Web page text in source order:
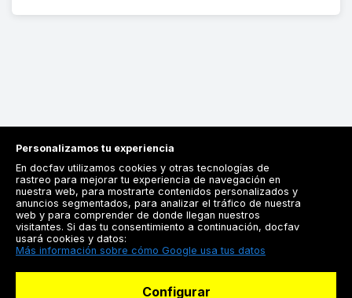
Registrarse
Docfav
Personalizamos tu experiencia
En docfav utilizamos cookies y otras tecnologías de
rastreo para mejorar tu experiencia de navegación en
nuestra web, para mostrarte contenidos personalizados y
anuncios segmentados, para analizar el tráfico de nuestra
web y para comprender de donde llegan nuestros
visitantes. Si das tu consentimiento a continuación, docfav
usará cookies y datos:
Más información sobre cómo Google usa tus datos
Configurar